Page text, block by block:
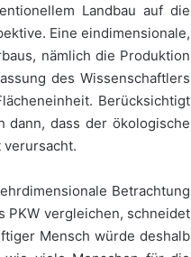
Landbau auf die
Eine eindimensionale,
nämlich die Produktion
des Wissenschaftlers
Berücksichtigt
dann, dass der ökologische
Betrachtung
PKW vergleichen, schneidet
Mensch würde deshalb